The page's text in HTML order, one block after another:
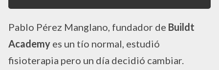
Pablo Pérez Manglano, fundador de Buildt
Academy es un tío normal, estudió
fisioterapia pero un día decidió cambiar.